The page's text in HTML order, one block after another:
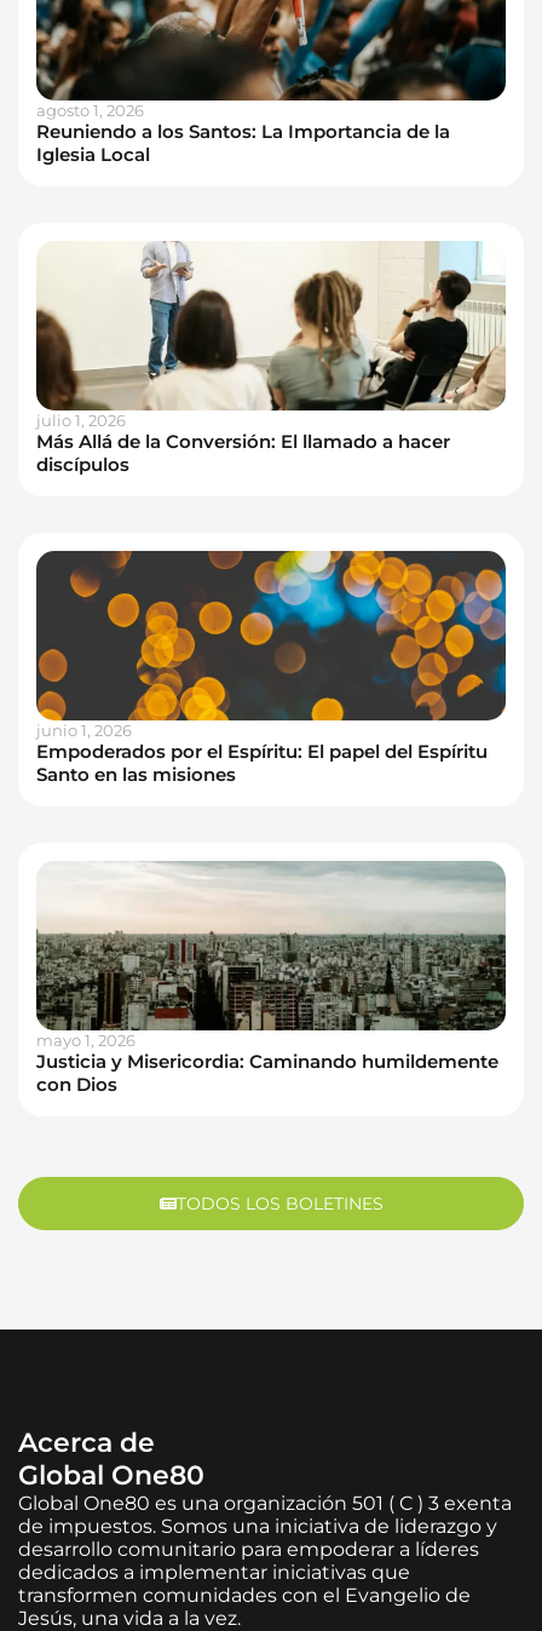
agosto 1, 2026
Reuniendo a los Santos: La Importancia de la
Iglesia Local
julio 1, 2026
Más Allá de la Conversión: El llamado a hacer
discípulos
junio 1, 2026
Empoderados por el Espíritu: El papel del Espíritu
Santo en las misiones
mayo 1, 2026
Justicia y Misericordia: Caminando humildemente
con Dios
TODOS LOS BOLETINES
Acerca de
Global One80
Global One80 es una organización 501 ( C ) 3 exenta
de impuestos. Somos una iniciativa de liderazgo y
desarrollo comunitario para empoderar a líderes
dedicados a implementar iniciativas que
transformen comunidades con el Evangelio de
Jesús, una vida a la vez.